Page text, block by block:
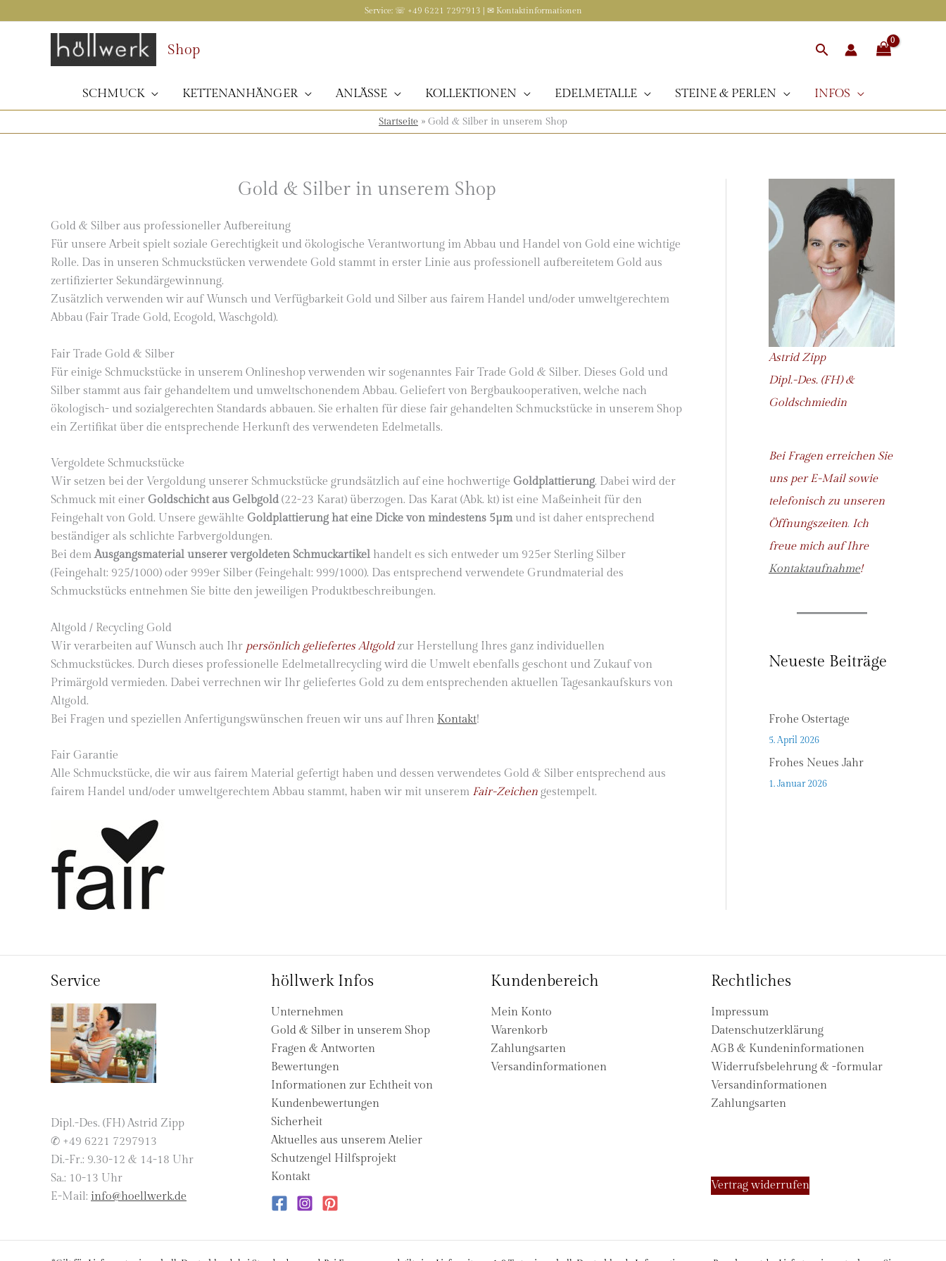
Inhalt
Service: ☏ +49 6221 7297913 | ✉ Kontaktinformationen
Shop Suchen
SCHMUCK KETTENANHÄNGER ANLÄSSE KOLLEKTIONEN EDELMETALLE STEINE & PERLEN INFOS
Startseite » Gold & Silber in unserem Shop
Gold & Silber in unserem Shop
Gold & Silber aus professioneller Aufbereitung
Für unsere Arbeit spielt soziale Gerechtigkeit und ökologische Verantwortung im Abbau und Handel von Gold eine wichtige
Rolle. Das in unseren Schmuckstücken verwendete Gold stammt in erster Linie aus professionell aufbereitetem Gold aus
zertifizierter Sekundärgewinnung.
Zusätzlich verwenden wir auf Wunsch und Verfügbarkeit Gold und Silber aus fairem Handel und/oder umweltgerechtem
Abbau (Fair Trade Gold, Ecogold, Waschgold).
Fair Trade Gold & Silber
Für einige Schmuckstücke in unserem Onlineshop verwenden wir sogenanntes Fair Trade Gold & Silber. Dieses Gold und
Silber stammt aus fair gehandeltem und umweltschonendem Abbau. Geliefert von Bergbaukooperativen, welche nach
ökologisch- und sozialgerechten Standards abbauen. Sie erhalten für diese fair gehandelten Schmuckstücke in unserem Shop
ein Zertifikat über die entsprechende Herkunft des verwendeten Edelmetalls.
Vergoldete Schmuckstücke
Wir setzen bei der Vergoldung unserer Schmuckstücke grundsätzlich auf eine hochwertige Goldplattierung. Dabei wird der
Schmuck mit einer Goldschicht aus Gelbgold(22-23 Karat) überzogen. Das Karat (Abk. kt) ist eine Maßeinheit für den
Feingehalt von Gold. Unsere gewählte Goldplattierung hat eine Dicke von mindestens 5µmund ist daher entsprechend
beständiger als schlichte Farbvergoldungen.
Bei demAusgangsmaterial unserer vergoldeten Schmuckartikel handelt es sich entweder um 925er Sterling Silber
(Feingehalt: 925/1000) oder 999er Silber (Feingehalt: 999/1000). Das entsprechend verwendete Grundmaterial des
Schmuckstücks entnehmen Sie bitte den jeweiligen Produktbeschreibungen.
Altgold / Recycling Gold
Wir verarbeiten auf Wunsch auch Ihr persönlich geliefertes Altgoldzur Herstellung Ihres ganz individuellen
Schmuckstückes. Durch dieses professionelle Edelmetallrecycling wird die Umwelt ebenfalls geschont und Zukauf von
Primärgold vermieden. Dabei verrechnen wir Ihr geliefertes Gold zu dem entsprechenden aktuellen Tagesankaufskurs von
Altgold.
Bei Fragen und speziellen Anfertigungswünschen freuen wir uns auf Ihren Kontakt!
Fair Garantie
Alle Schmuckstücke, die wir aus fairem Material gefertigt haben und dessen verwendetes Gold & Silber entsprechend aus
fairem Handel und/oder umweltgerechtem Abbau stammt, haben wir mit unserem Fair-Zeichen gestempelt.
Astrid Zipp
Dipl.-Des. (FH) &
Goldschmiedin
Bei Fragen erreichen Sie
uns per E-Mail sowie
telefonisch zu unseren
Öffnungszeiten. Ich
freue mich auf Ihre
Kontaktaufnahme!
Neueste Beiträge
Frohe Ostertage
5. April 2026
Frohes Neues Jahr
1. Januar 2026
Service
Dipl.-Des. (FH) Astrid Zipp
✆ +49 6221 7297913
Di.-Fr.: 9.30-12 & 14-18 Uhr
Sa.: 10-13 Uhr
E-Mail: info@hoellwerk.de
höllwerk Infos
Unternehmen
Gold & Silber in unserem Shop
Fragen & Antworten
Bewertungen
Informationen zur Echtheit von
Kundenbewertungen
Sicherheit
Aktuelles aus unserem Atelier
Schutzengel Hilfsprojekt
Kontakt
Kundenbereich
Mein Konto
Warenkorb
Zahlungsarten
Versandinformationen
Rechtliches
Impressum
Datenschutzerklärung
AGB & Kundeninformationen
Widerrufsbelehrung & -formular
Versandinformationen
Zahlungsarten
Vertrag widerrufen